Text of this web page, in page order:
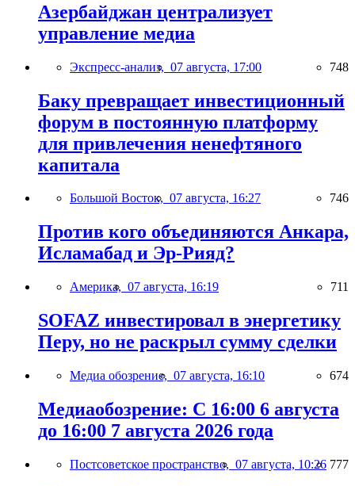
Азербайджан централизует
управление медиа
Экспресс-анализ, 07 августа, 17:00 748
Баку превращает инвестиционный
форум в постоянную платформу
для привлечения ненефтяного
капитала
Большой Восток, 07 августа, 16:27 746
Против кого объединяются Анкара,
Исламабад и Эр-Рияд?
Америка, 07 августа, 16:19 711
SOFAZ инвестировал в энергетику
Перу, но не раскрыл сумму сделки
Медиа обозрение, 07 августа, 16:10 674
Медиаобозрение: С 16:00 6 августа
до 16:00 7 августа 2026 года
Постсоветское пространство, 07 августа, 10:26 777